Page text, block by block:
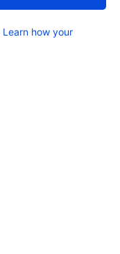
Learn how your